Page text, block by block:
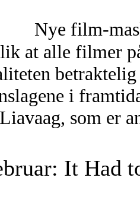
Nye film-
at alle filmer
i
som er
It Had